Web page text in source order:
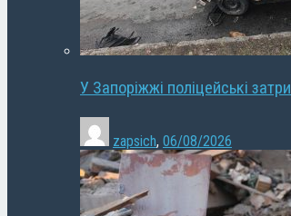
У Запоріжжі поліцейські
zapsich, 06/08/2026